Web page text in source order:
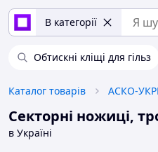
В категорії
Обтискні кліщі для гільз
Каталог товарів АСКО-
Секторні ножиці,
в Україні